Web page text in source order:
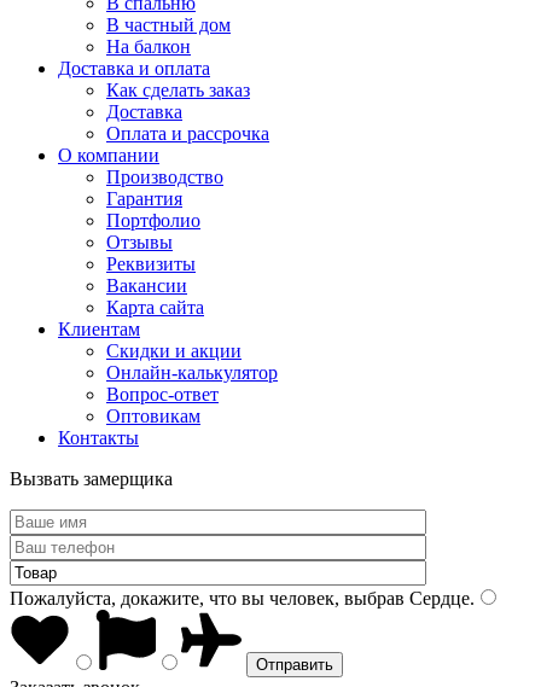
В частный дом
На балкон
Доставка и оплата
Как сделать заказ
Доставка
Оплата и рассрочка
О компании
Производство
Гарантия
Портфолио
Отзывы
Реквизиты
Вакансии
Карта сайта
Клиентам
Скидки и акции
Онлайн-калькулятор
Вопрос-ответ
Оптовикам
Контакты
Вызвать замерщика
Пожалуйста, докажите, что вы человек, выбрав Сердце.